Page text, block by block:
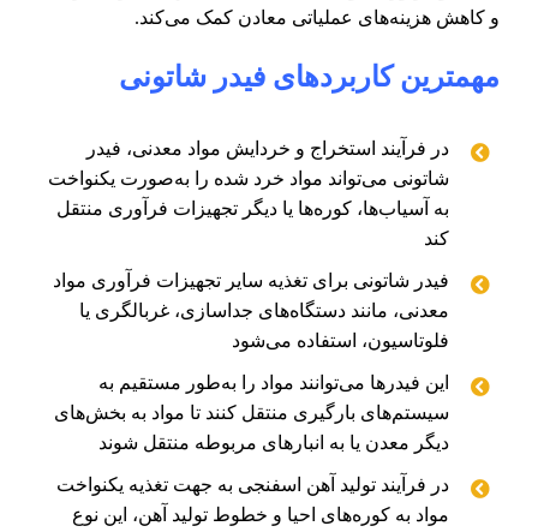
و کاهش هزینه‌های عملیاتی معادن کمک می‌کند.
مهمترین کاربردهای فیدر شاتونی
در فرآیند استخراج و خردایش مواد معدنی، فیدر
شاتونی می‌تواند مواد خرد شده را به‌صورت یکنواخت
به آسیاب‌ها، کوره‌ها یا دیگر تجهیزات فرآوری منتقل
کند
فیدر شاتونی برای تغذیه سایر تجهیزات فرآوری مواد
معدنی، مانند دستگاه‌های جداسازی، غربالگری یا
فلوتاسیون، استفاده می‌شود
این فیدرها می‌توانند مواد را به‌طور مستقیم به
سیستم‌های بارگیری منتقل کنند تا مواد به بخش‌های
دیگر معدن یا به انبارهای مربوطه منتقل شوند
در فرآیند تولید آهن اسفنجی به جهت تغذیه یکنواخت
مواد به کوره‌های احیا و خطوط تولید آهن، این نوع